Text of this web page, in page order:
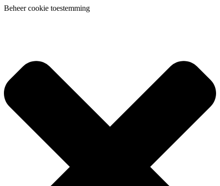
Beheer cookie toestemming